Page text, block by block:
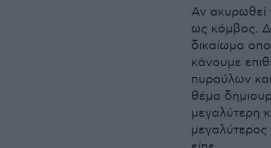
Αν ακυρωθεί
ως κόμβος.
δικαίωμα
κάνουμε
πυραύλων
θέμα
μεγαλύτερη